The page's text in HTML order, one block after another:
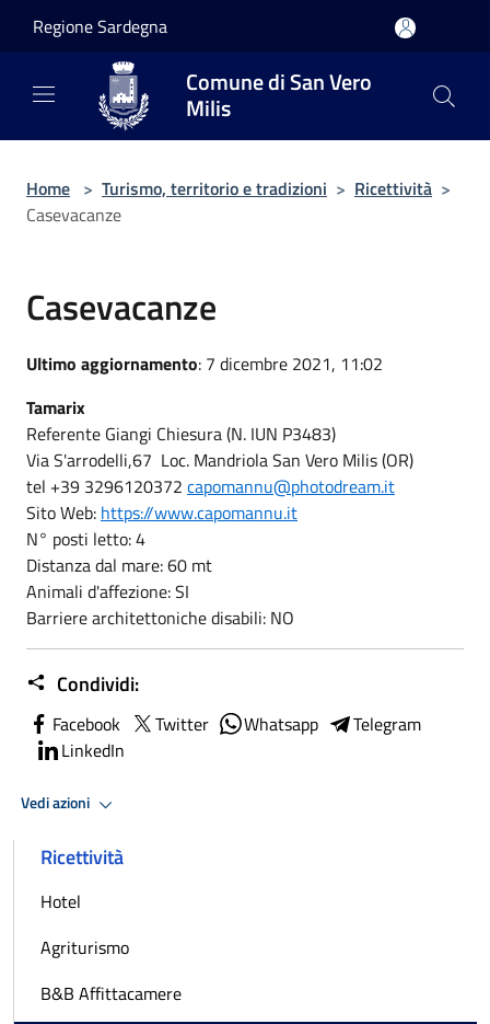
Regione Sardegna
Comune di San Vero
Milis
Home > Turismo, territorio e tradizioni > Ricettività >
Casevacanze
Casevacanze
Ultimo aggiornamento: 7 dicembre 2021, 11:02
Tamarix
Referente Giangi Chiesura (N. IUN P3483)
Via S'arrodelli,67 Loc. Mandriola San Vero Milis (OR)
tel +39 3296120372 capomannu@photodream.it
Sito Web: https://www.capomannu.it
N° posti letto: 4
Distanza dal mare: 60 mt
Animali d'affezione: SI
Barriere architettoniche disabili: NO
Condividi:
Facebook Twitter Whatsapp
Telegram
LinkedIn
Vedi azioni
Ricettività
Hotel
Agriturismo
B&B Affittacamere